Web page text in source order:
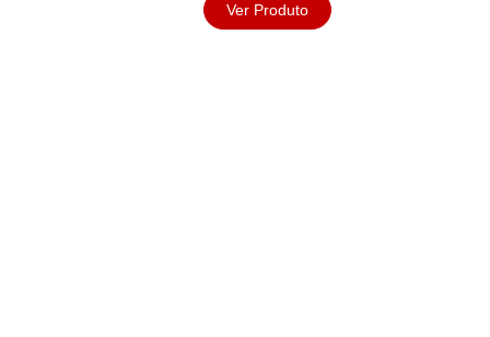
Ver Produto